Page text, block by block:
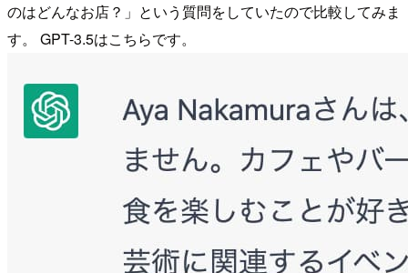
のはどんなお店？」という質問をしていたので比較してみま
す。 GPT-3.5はこちらです。